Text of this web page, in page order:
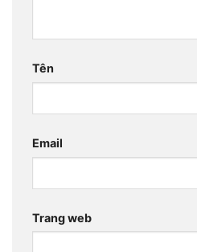
Tên
Email
Trang web